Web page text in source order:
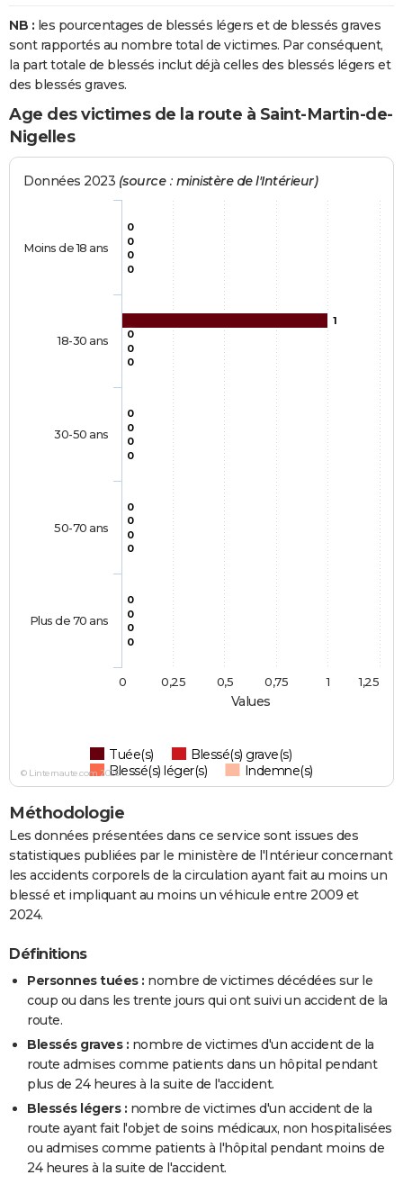
NB : les pourcentages de blessés légers et de blessés graves
sont rapportés au nombre total de victimes. Par conséquent,
la part totale de blessés inclut déjà celles des blessés légers et
des blessés graves.
Age des victimes de la route à Saint-Martin-de-
Nigelles
Values
Données 2023 (source : ministère de l'Intérieur)
0
1
0
0
0
0
0
0
0
0
0
0
0
0
0
0
0
0
0
0
Tuée(s)
Blessé(s) grave(s)
Blessé(s) léger(s)
Indemne(s)
Moins de 18 ans
18-30 ans
30-50 ans
50-70 ans
Plus de 70 ans
0 1
0,25 0,5 0,75 1,25
© Linternaute.com 2026
Méthodologie
Les données présentées dans ce service sont issues des
statistiques publiées par le ministère de l'Intérieur concernant
les accidents corporels de la circulation ayant fait au moins un
blessé et impliquant au moins un véhicule entre 2009 et
2024.
Définitions
Personnes tuées : nombre de victimes décédées sur le
coup ou dans les trente jours qui ont suivi un accident de la
route.
Blessés graves : nombre de victimes d'un accident de la
route admises comme patients dans un hôpital pendant
plus de 24 heures à la suite de l'accident.
Blessés légers : nombre de victimes d'un accident de la
route ayant fait l'objet de soins médicaux, non hospitalisées
ou admises comme patients à l'hôpital pendant moins de
24 heures à la suite de l'accident.